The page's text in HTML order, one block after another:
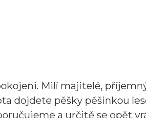
Milí majitelé,
dojdete pěšky pěšinkou
a určitě se opět